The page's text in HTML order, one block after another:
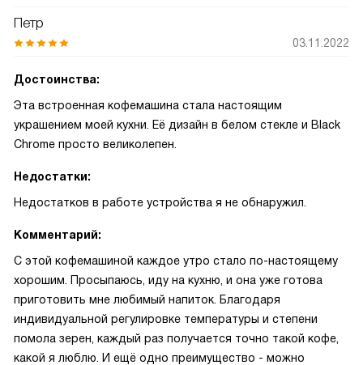
Петр
03.11.2022
Достоинства:
Эта встроенная кофемашина стала настоящим
украшением моей кухни. Её дизайн в белом стекле и Black
Chrome просто великолепен.
Недостатки:
Недостатков в работе устройства я не обнаружил.
Комментарий:
С этой кофемашиной каждое утро стало по-настоящему
хорошим. Просыпаюсь, иду на кухню, и она уже готова
приготовить мне любимый напиток. Благодаря
индивидуальной регулировке температуры и степени
помола зерен, каждый раз получается точно такой кофе,
какой я люблю. И ещё одно преимущество - можно